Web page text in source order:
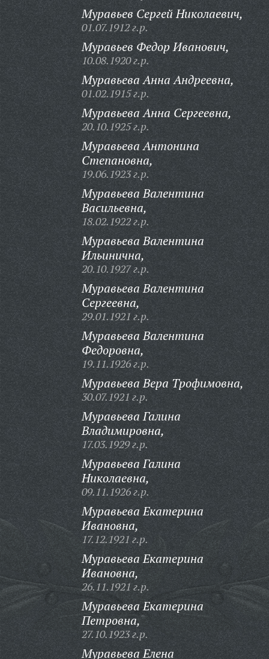
Муравьев Сергей Николаевич,
01.07.1912 г.р.
Муравьев Федор Иванович,
10.08.1920 г.р.
Муравьева Анна Андреевна,
01.02.1915 г.р.
Муравьева Анна Сергеевна,
20.10.1925 г.р.
Муравьева Антонина
Степановна,
19.06.1923 г.р.
Муравьева Валентина
Васильевна,
18.02.1922 г.р.
Муравьева Валентина
Ильинична,
20.10.1927 г.р.
Муравьева Валентина
Сергеевна,
29.01.1921 г.р.
Муравьева Валентина
Федоровна,
19.11.1926 г.р.
Муравьева Вера Трофимовна,
30.07.1921 г.р.
Муравьева Галина
Владимировна,
17.03.1929 г.р.
Муравьева Галина
Николаевна,
09.11.1926 г.р.
Муравьева Екатерина
Ивановна,
17.12.1921 г.р.
Муравьева Екатерина
Ивановна,
26.11.1921 г.р.
Муравьева Екатерина
Петровна,
27.10.1923 г.р.
Муравьева Елена